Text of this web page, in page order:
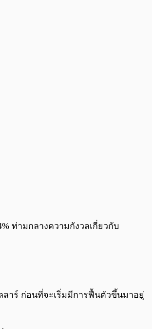
ท่ามกลางความกังวลเกี่ยวกับ
ลลาร์ ก่อนที่จะเริ่มมีการฟื้นตัวขึ้นมาอยู่